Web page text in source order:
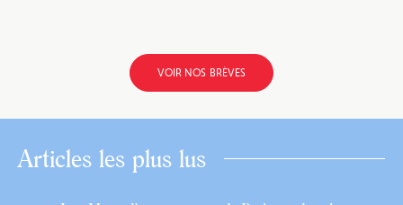
VOIR NOS BRÈVES
Articles les plus lus